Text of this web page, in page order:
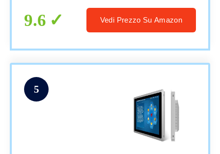
HDD
9.6 Vedi Prezzo Su Amazon
5